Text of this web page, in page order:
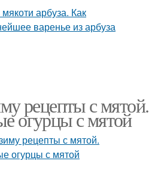
рецепты с мятой.
огурцы с мятой